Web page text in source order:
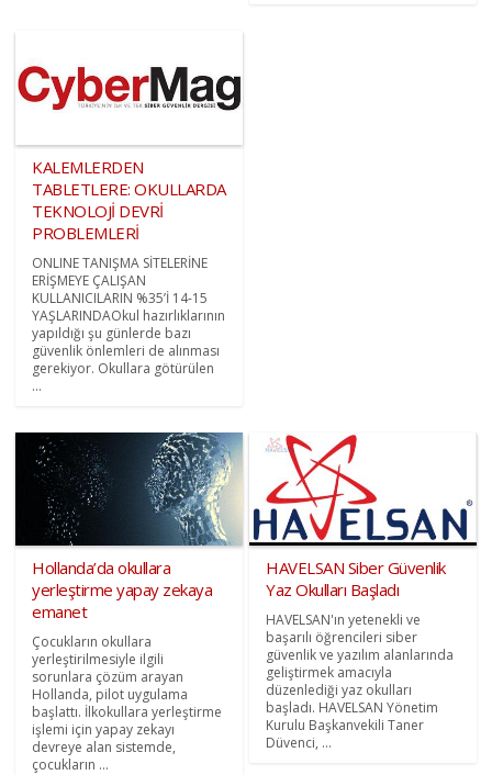
KALEMLERDEN
TABLETLERE: OKULLARDA
TEKNOLOJİ DEVRİ
PROBLEMLERİ
ONLINE TANIŞMA SİTELERİNE
ERİŞMEYE ÇALIŞAN
KULLANICILARIN %35’İ 14-15
YAŞLARINDAOkul hazırlıklarının
yapıldığı şu günlerde bazı
güvenlik önlemleri de alınması
gerekiyor. Okullara götürülen
...
Hollanda’da okullara
yerleştirme yapay zekaya
emanet
Çocukların okullara
yerleştirilmesiyle ilgili
sorunlara çözüm arayan
Hollanda, pilot uygulama
başlattı. İlkokullara yerleştirme
işlemi için yapay zekayı
devreye alan sistemde,
çocukların ...
HAVELSAN Siber Güvenlik
Yaz Okulları Başladı
HAVELSAN'ın yetenekli ve
başarılı öğrencileri siber
güvenlik ve yazılım alanlarında
geliştirmek amacıyla
düzenlediği yaz okulları
başladı. HAVELSAN Yönetim
Kurulu Başkanvekili Taner
Düvenci, ...